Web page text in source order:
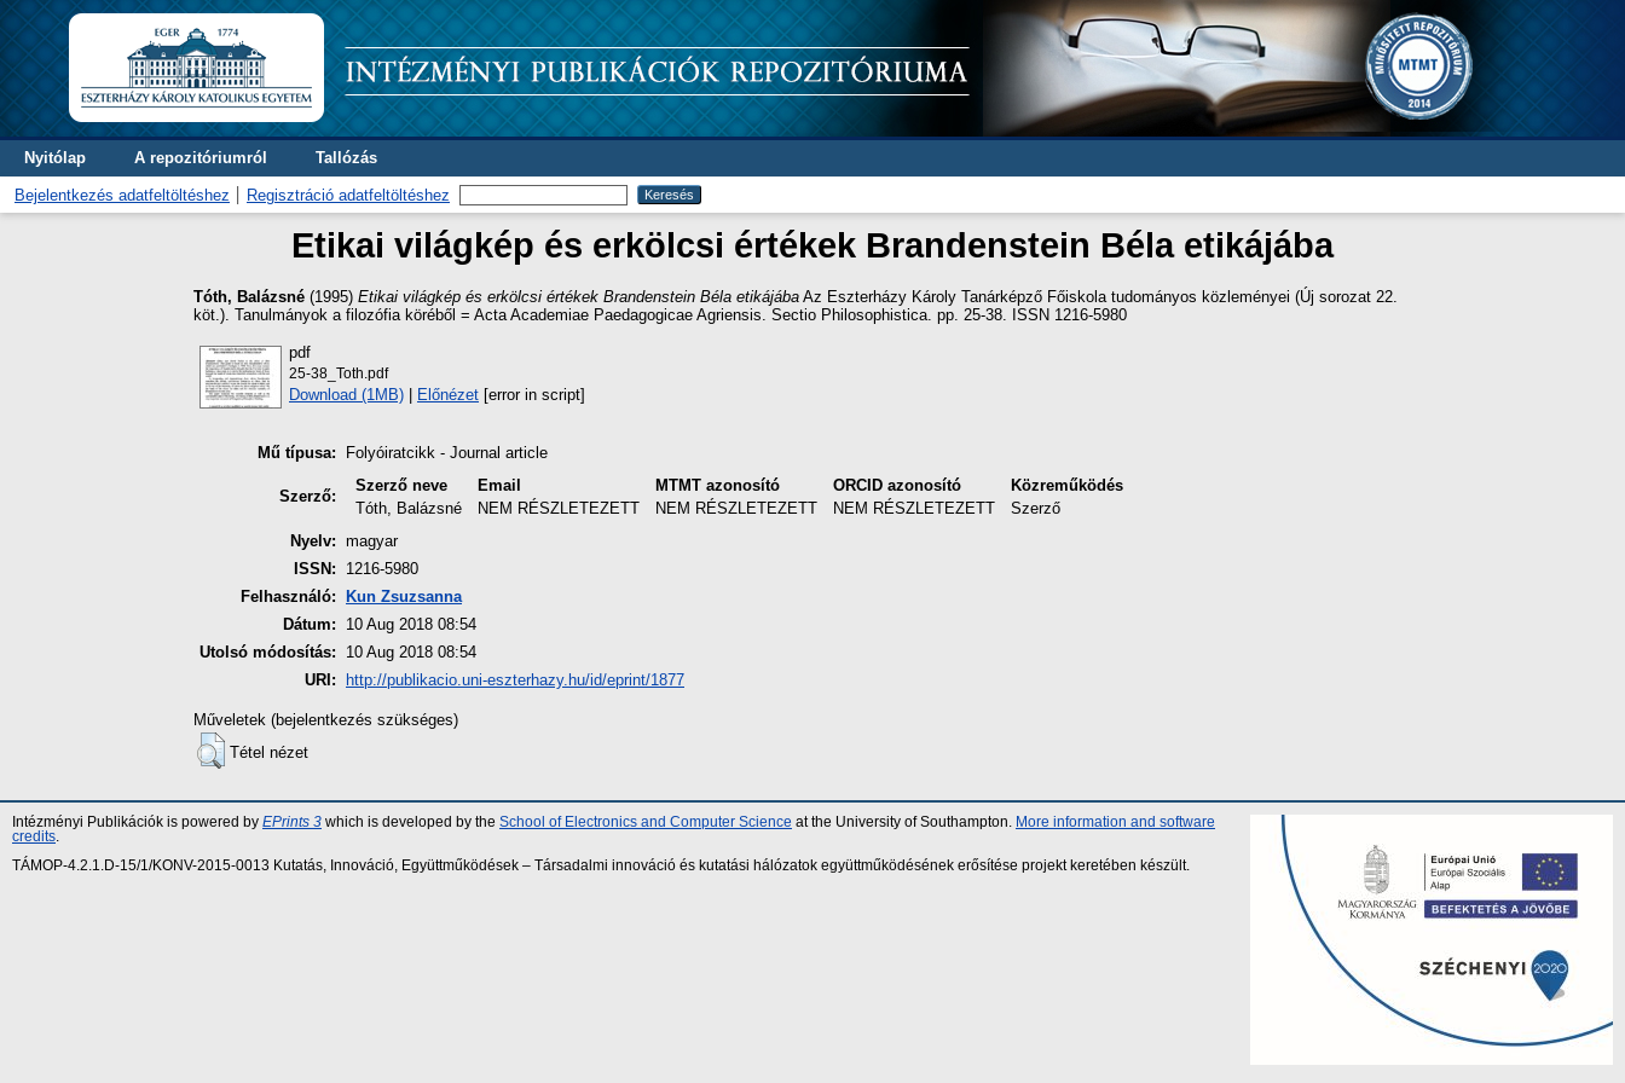
Nyitólap A repozitóriumról Tallózás
Bejelentkezés adatfeltöltéshez Regisztráció adatfeltöltéshez
Etikai világkép és erkölcsi értékek Brandenstein Béla etikájába
Tóth, Balázsné (1995) Etikai világkép és erkölcsi értékek Brandenstein Béla etikájába Az Eszterházy Károly Tanárképző Főiskola tudományos közleményei (Új sorozat 22.
köt.). Tanulmányok a filozófia köréből = Acta Academiae Paedagogicae Agriensis. Sectio Philosophistica. pp. 25-38. ISSN 1216-5980
pdf
25-38_Toth.pdf
Download (1MB) | Előnézet [error in script]
Mű típusa: Folyóiratcikk - Journal article
Szerző:
Szerző neve Email MTMT azonosító ORCID azonosító
Közreműködés
Tóth, Balázsné
NEM RÉSZLETEZETT NEM RÉSZLETEZETT NEM RÉSZLETEZETT
Szerző
Nyelv: magyar
ISSN:
1216-5980
Felhasználó:
Kun Zsuzsanna
Dátum:
10 Aug 2018 08:54
Utolsó módosítás:
10 Aug 2018 08:54
URI:
http://publikacio.uni-eszterhazy.hu/id/eprint/1877
Műveletek (bejelentkezés szükséges)
Tétel nézet
Intézményi Publikációk is powered by EPrints 3 which is developed by the School of Electronics and Computer Science at the University of Southampton.
More information and software
credits
TÁMOP-4.2.1.D-15/1/KONV-2015-0013 Kutatás, Innováció, Együttműködések – Társadalmi innováció és kutatási hálózatok együttműködésének erősítése projekt keretében készült.